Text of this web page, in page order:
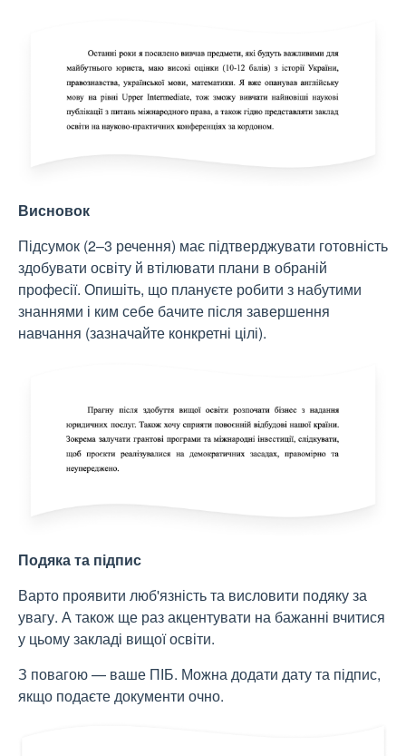
Висновок
Підсумок (2–3 речення) має підтверджувати готовність
здобувати освіту й втілювати плани в обраній
професії. Опишіть, що плануєте робити з набутими
знаннями і ким себе бачите після завершення
навчання (зазначайте конкретні цілі).
Подяка та підпис
Варто проявити люб'язність та висловити подяку за
увагу. А також ще раз акцентувати на бажанні вчитися
у цьому закладі вищої освіти.
З повагою — ваше ПІБ. Можна додати дату та підпис,
якщо подаєте документи очно.